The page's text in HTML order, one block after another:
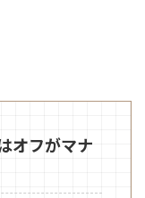
オフがマナ